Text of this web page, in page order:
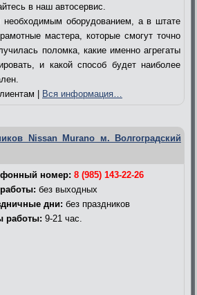
в наш автосервис.
оборудованием, а в штате
мастера, которые смогут точно
поломка, какие именно агрегаты
и какой способ будет наиболее
| Вся информация…
Nissan Murano м. Волгоградский
номер: 8 (985) 143-22-26
без выходных
дни: без праздников
работы: 9-21 час.